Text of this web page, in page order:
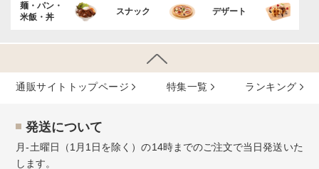
麺・パン・
米飯・丼
スナック デザート
通販サイトトップページ 特集⼀覧 ランキング
発送について
月-土曜日（1月1日を除く）の14時までのご注文で当日発送いた
します。